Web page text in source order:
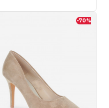
-70%